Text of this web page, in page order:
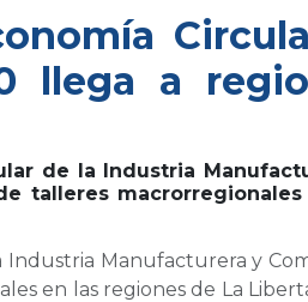
llega a
de la Industria
talleres
Manufacturera y
en las regiones de La